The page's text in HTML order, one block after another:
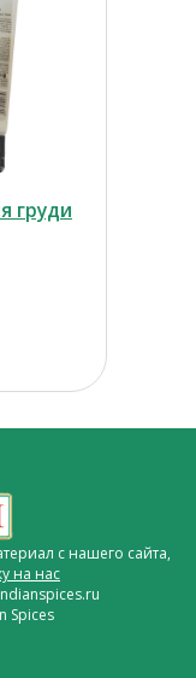
груди
с нашего сайта,
на нас
Spices